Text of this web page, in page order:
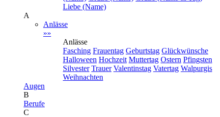
Liebe (Name)
A
Anlässe
»»
Anlässe
Fasching Frauentag Geburtstag Glückwünsche
Halloween Hochzeit Muttertag Ostern Pfingsten
Silvester Trauer Valentinstag Vatertag Walpurgis
Weihnachten
Augen
B
Berufe
C